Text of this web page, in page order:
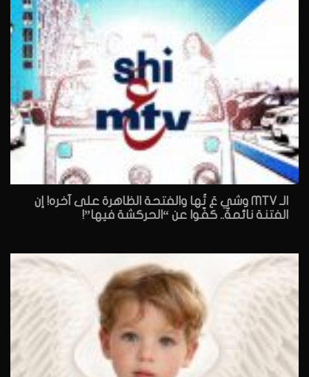
الـ MTV وشي عَ تُها والفتحة الظاهرة على آخره! إن
الفتنة نائمةٌ.. كفّوا عن “الحركشة فيها”!